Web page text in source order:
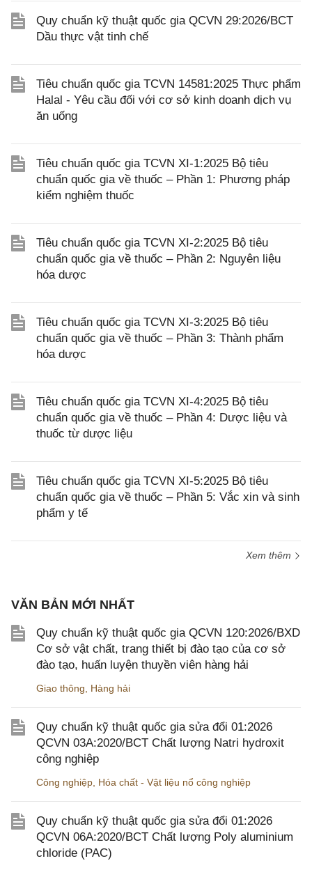
Quy chuẩn kỹ thuật quốc gia QCVN 29:2026/BCT
Dầu thực vật tinh chế
Tiêu chuẩn quốc gia TCVN 14581:2025 Thực phẩm
Halal - Yêu cầu đối với cơ sở kinh doanh dịch vụ
ăn uống
Tiêu chuẩn quốc gia TCVN XI-1:2025 Bộ tiêu
chuẩn quốc gia về thuốc – Phần 1: Phương pháp
kiểm nghiệm thuốc
Tiêu chuẩn quốc gia TCVN XI-2:2025 Bộ tiêu
chuẩn quốc gia về thuốc – Phần 2: Nguyên liệu
hóa dược
Tiêu chuẩn quốc gia TCVN XI-3:2025 Bộ tiêu
chuẩn quốc gia về thuốc – Phần 3: Thành phẩm
hóa dược
Tiêu chuẩn quốc gia TCVN XI-4:2025 Bộ tiêu
chuẩn quốc gia về thuốc – Phần 4: Dược liệu và
thuốc từ dược liệu
Tiêu chuẩn quốc gia TCVN XI-5:2025 Bộ tiêu
chuẩn quốc gia về thuốc – Phần 5: Vắc xin và sinh
phẩm y tế
Xem thêm
VĂN BẢN MỚI NHẤT
Quy chuẩn kỹ thuật quốc gia QCVN 120:2026/BXD
Cơ sở vật chất, trang thiết bị đào tạo của cơ sở
đào tạo, huấn luyện thuyền viên hàng hải
Giao thông Hàng hải
Quy chuẩn kỹ thuật quốc gia sửa đổi 01:2026
QCVN 03A:2020/BCT Chất lượng Natri hydroxit
công nghiệp
Công nghiệp Hóa chất - Vật liệu nổ công nghiệp
Quy chuẩn kỹ thuật quốc gia sửa đổi 01:2026
QCVN 06A:2020/BCT Chất lượng Poly aluminium
chloride (PAC)